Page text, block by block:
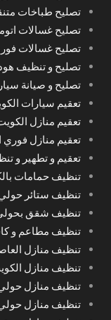
تصليح طباخات
تصليح غسالات
تصليح غسالات
تصليح و تنظيف
تصليح و صيانة
تعقيم سيارات
تعقيم منازل الكويت
تعقيم منازل فوري
تعقيم و تطهير و
تنظيف حمامات
تنظيف ستائر
تنظيف شقق
تنظيف مطاعم و
تنظيف منازل
تنظيف منازل الكويت
تنظيف منازل حولي 24 ساعة خدمة تنظيف المساجد في
تنظيف منازل